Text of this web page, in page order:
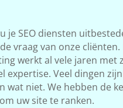
je SEO diensten
vraag van onze
werkt al vele jaren met
expertise. Veel dingen
wat niet. We hebben de
uw site te ranken.